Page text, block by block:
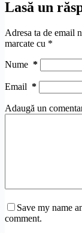
Lasă un
Adresa ta de email
marcate cu *
Nume *
Email *
Adaugă un
Save my name
comment.